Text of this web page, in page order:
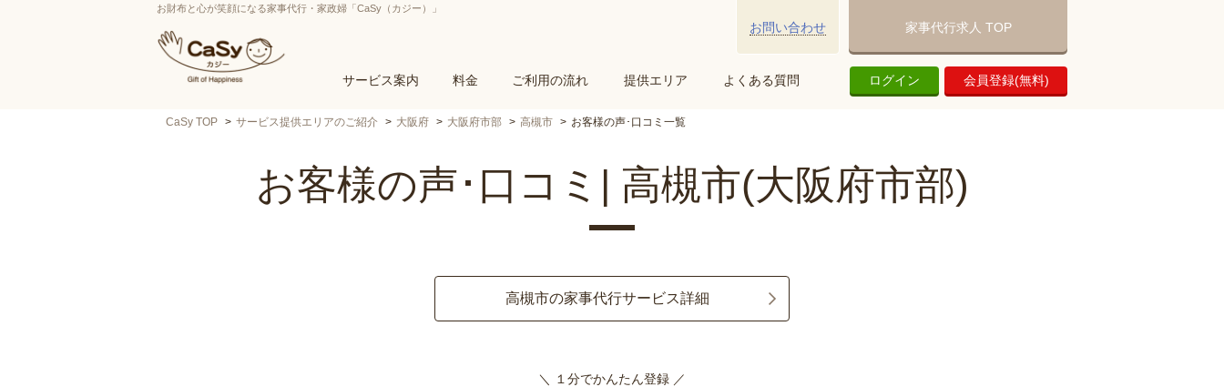
お財布と心が笑顔になる家事代行・家政婦「CaSy（カジー）」
サービス案内 料金 ご利用の流れ 提供エリア よくある質問 ログイン 会員登録(無料)
お問い合わせ 家事代行求人 TOP
CaSy TOP サービス提供エリアのご紹介 大阪府 大阪府市部 高槻市 お客様の声･口コミ一覧
お客様の声･口コミ| 高槻市(大阪府市部)
高槻市の家事代行サービス詳細
＼ １分でかんたん登録 ／